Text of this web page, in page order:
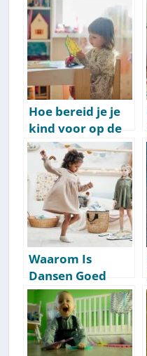
van Nederland
[Top 50]
Hoe bereid je je
kind voor op de
kinderopvang? [5
slimme tips]
Waarom Is
Dansen Goed
Voor Kinderen? 6
Bewezen
Redenen
(Verrassend!)